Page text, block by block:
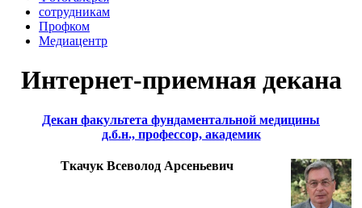
сотрудникам
Профком
Медиацентр
Интернет-приемная декана
Декан факультета фундаментальной медицины
д.б.н., профессор, академик
Ткачук Всеволод Арсеньевич